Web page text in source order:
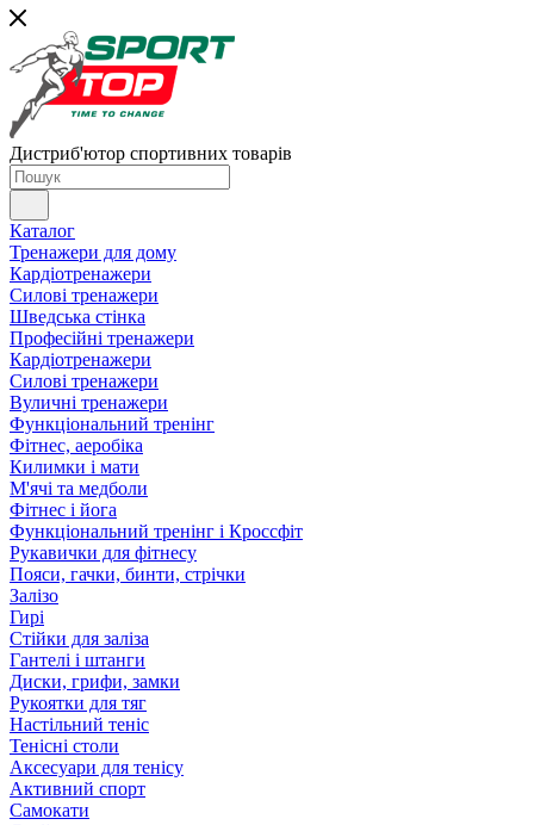
Дистриб'ютор спортивних товарів
Каталог
Тренажери для дому
Кардіотренажери
Силові тренажери
Шведська стінка
Професійні тренажери
Кардіотренажери
Силові тренажери
Вуличні тренажери
Функціональний тренінг
Фітнес, аеробіка
Килимки і мати
М'ячі та медболи
Фітнес і йога
Функціональний тренінг і Кроссфіт
Рукавички для фітнесу
Пояси, гачки, бинти, стрічки
Залізо
Гирі
Стійки для заліза
Гантелі і штанги
Диски, грифи, замки
Рукоятки для тяг
Настільний теніс
Тенісні столи
Аксесуари для тенісу
Активний спорт
Самокати